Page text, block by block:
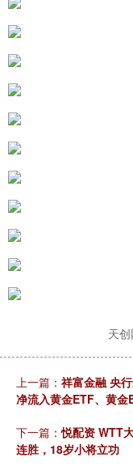
天
上一篇： 祥富金融 央
净流入黄金ETF、黄金
下一篇：悦配资 WTT
连胜，18岁小将立功